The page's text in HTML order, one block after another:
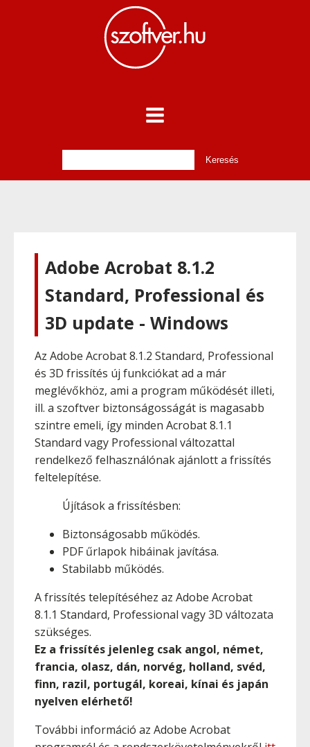
Adobe Acrobat 8.1.2
Standard, Professional és
3D update - Windows
Az Adobe Acrobat 8.1.2 Standard, Professional
és 3D frissítés új funkciókat ad a már
meglévőkhöz, ami a program működését illeti,
ill. a szoftver biztonságosságát is magasabb
szintre emeli, így minden Acrobat 8.1.1
Standard vagy Professional változattal
rendelkező felhasználónak ajánlott a frissítés
feltelepítése.
Újítások a frissítésben:
Biztonságosabb működés.
PDF űrlapok hibáinak javítása.
Stabilabb működés.
A frissítés telepítéséhez az Adobe Acrobat
8.1.1 Standard, Professional vagy 3D változata
szükséges.
Ez a frissítés jelenleg csak angol, német,
francia, olasz, dán, norvég, holland, svéd,
finn, razil, portugál, koreai, kínai és japán
nyelven elérhető!
További információ az Adobe Acrobat